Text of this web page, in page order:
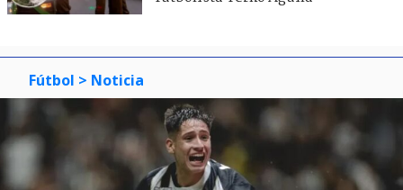
Fútbol > Noticia